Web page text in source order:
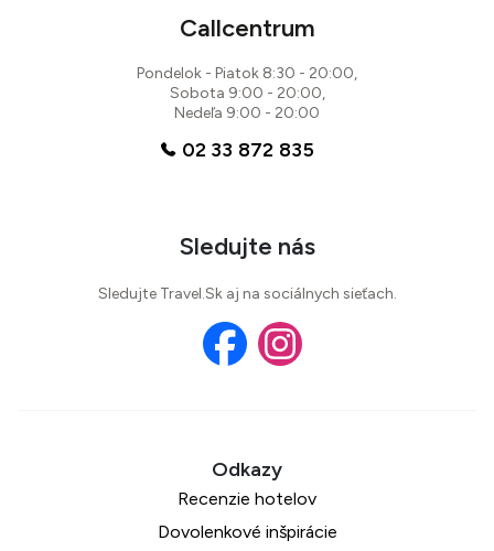
Callcentrum
Pondelok - Piatok 8:30 - 20:00,
Sobota 9:00 - 20:00,
Nedeľa 9:00 - 20:00
02 33 872 835
Sledujte nás
Sledujte Travel.Sk aj na sociálnych sieťach.
Recenzie hotelov
Dovolenkové inšpirácie